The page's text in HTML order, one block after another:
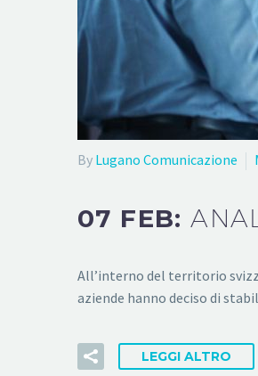
By Lugano Comunicazione
07 FEB:
All’interno del territorio
aziende hanno deciso di
LEGGI ALTRO